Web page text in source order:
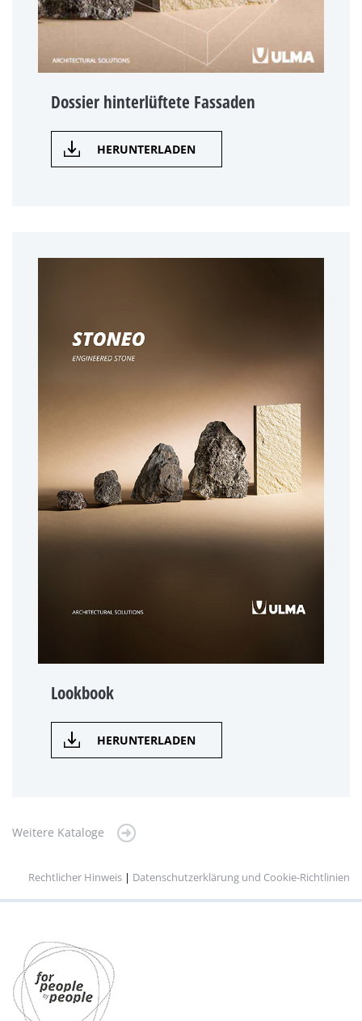
Dossier hinterlüftete Fassaden
HERUNTERLADEN
Lookbook
HERUNTERLADEN
Weitere Kataloge
Rechtlicher Hinweis | Datenschutzerklärung und Cookie-Richtlinien